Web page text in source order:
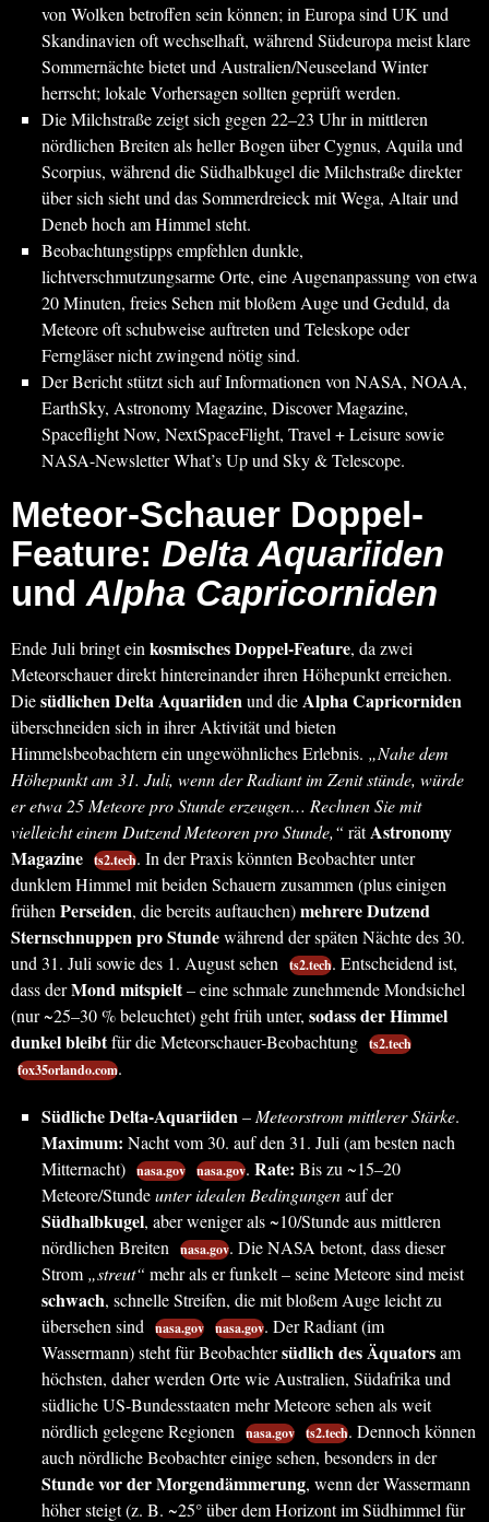
von Wolken betroffen sein können; in Europa sind UK und
Skandinavien oft wechselhaft, während Südeuropa meist klare
Sommernächte bietet und Australien/Neuseeland Winter
herrscht; lokale Vorhersagen sollten geprüft werden.
Die Milchstraße zeigt sich gegen 22–23 Uhr in mittleren
nördlichen Breiten als heller Bogen über Cygnus, Aquila und
Scorpius, während die Südhalbkugel die Milchstraße direkter
über sich sieht und das Sommerdreieck mit Wega, Altair und
Deneb hoch am Himmel steht.
Beobachtungstipps empfehlen dunkle,
lichtverschmutzungsarme Orte, eine Augenanpassung von etwa
20 Minuten, freies Sehen mit bloßem Auge und Geduld, da
Meteore oft schubweise auftreten und Teleskope oder
Ferngläser nicht zwingend nötig sind.
Der Bericht stützt sich auf Informationen von NASA, NOAA,
EarthSky, Astronomy Magazine, Discover Magazine,
Spaceflight Now, NextSpaceFlight, Travel + Leisure sowie
NASA-Newsletter What’s Up und Sky & Telescope.
Meteor-Schauer Doppel-
Feature: Delta Aquariiden
und Alpha Capricorniden
Ende Juli bringt ein kosmisches Doppel-Feature, da zwei
Meteorschauer direkt hintereinander ihren Höhepunkt erreichen.
Diesüdlichen Delta Aquariidenund dieAlpha Capricorniden
überschneiden sich in ihrer Aktivität und bieten
Himmelsbeobachtern ein ungewöhnliches Erlebnis. „Nahe dem
Höhepunkt am 31. Juli, wenn der Radiant im Zenit stünde, würde
er etwa 25 Meteore pro Stunde erzeugen… Rechnen Sie mit
vielleicht einem Dutzend Meteoren pro Stunde,“ rätAstronomy
Magazine ts2.tech. In der Praxis könnten Beobachter unter
dunklem Himmel mit beiden Schauern zusammen (plus einigen
frühen Perseiden, die bereits auftauchen)mehrere Dutzend
Sternschnuppen pro Stundewährend der späten Nächte des 30.
und 31. Juli sowie des 1. August sehen
ts2.tech. Entscheidend ist,
dass derMond mitspielt– eine schmale zunehmende Mondsichel
(nur ~25–30 % beleuchtet) geht früh unter, sodass der Himmel
dunkel bleibtfür die Meteorschauer-Beobachtung ts2.tech
fox35orlando.com.
Südliche Delta-Aquariiden– Meteorstrom mittlerer Stärke.
Maximum: Nacht vom 30. auf den 31. Juli (am besten nach
Mitternacht) nasa.gov nasa.gov. Rate: Bis zu ~15–20
Meteore/Stundeunter idealen Bedingungenauf der
Südhalbkugel, aber weniger als ~10/Stunde aus mittleren
nördlichen Breiten
nasa.gov. Die NASA betont, dass dieser
Strom „streut“ mehr als er funkelt – seine Meteore sind meist
schwach, schnelle Streifen, die mit bloßem Auge leicht zu
übersehen sind
nasa.gov nasa.gov. Der Radiant (im
Wassermann) steht für Beobachtersüdlich des Äquatorsam
höchsten, daher werden Orte wie Australien, Südafrika und
südliche US-Bundesstaaten mehr Meteore sehen als weit
nördlich gelegene Regionen
nasa.gov ts2.tech. Dennoch können
auch nördliche Beobachter einige sehen, besonders in der
Stunde vor der Morgendämmerung, wenn der Wassermann
höher steigt (z. B. ~25° über dem Horizont im Südhimmel für